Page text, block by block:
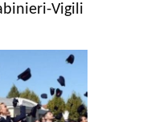
Vigili